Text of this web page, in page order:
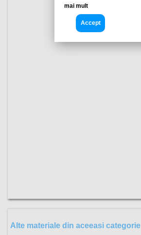
Alte materiale din aceeasi categorie
mai mult
Accept